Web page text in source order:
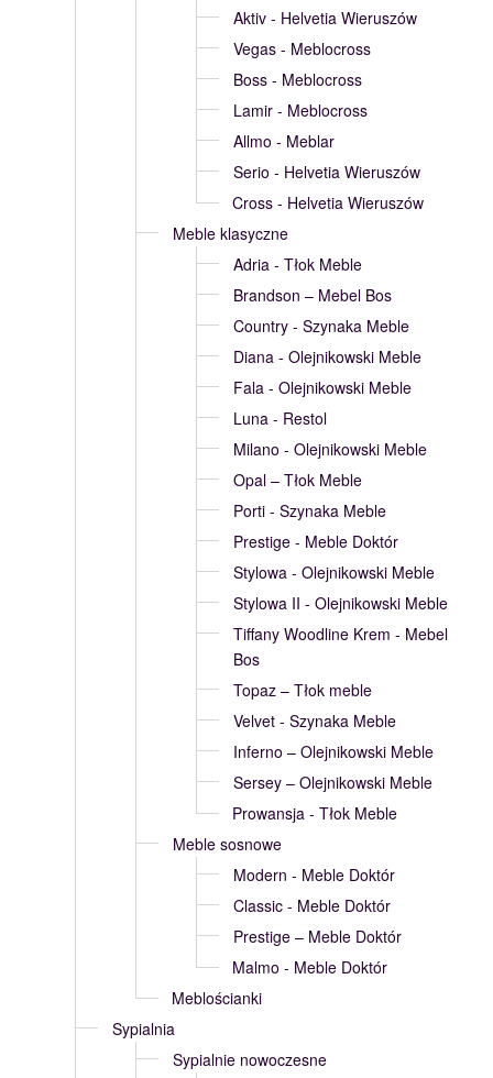
Aktiv - Helvetia Wieruszów
Vegas - Meblocross
Boss - Meblocross
Lamir - Meblocross
Allmo - Meblar
Serio - Helvetia Wieruszów
Cross - Helvetia Wieruszów
Meble klasyczne
Adria - Tłok Meble
Brandson – Mebel Bos
Country - Szynaka Meble
Diana - Olejnikowski Meble
Fala - Olejnikowski Meble
Luna - Restol
Milano - Olejnikowski Meble
Opal – Tłok Meble
Porti - Szynaka Meble
Prestige - Meble Doktór
Stylowa - Olejnikowski Meble
Stylowa II - Olejnikowski Meble
Tiffany Woodline Krem - Mebel
Bos
Topaz – Tłok meble
Velvet - Szynaka Meble
Inferno – Olejnikowski Meble
Sersey – Olejnikowski Meble
Prowansja - Tłok Meble
Meble sosnowe
Modern - Meble Doktór
Classic - Meble Doktór
Prestige – Meble Doktór
Malmo - Meble Doktór
Meblościanki
Sypialnia
Sypialnie nowoczesne